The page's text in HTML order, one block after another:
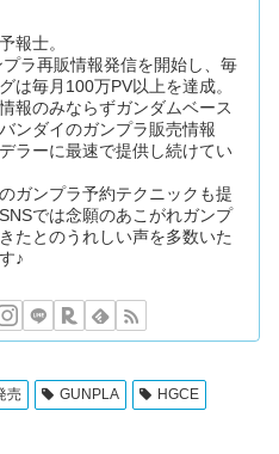
報士。
ラ再販情報発信を開始し、毎
は毎月100万PV以上を達成。
報のみならずガンダムベース
ンダイのガンプラ販売情報
ラーに最速で提供し続けてい
ガンプラ予約テクニックも提
では念願のあこがれガンプ
たとのうれしい声を多数いた
♪
売 GUNPLA
HGCE